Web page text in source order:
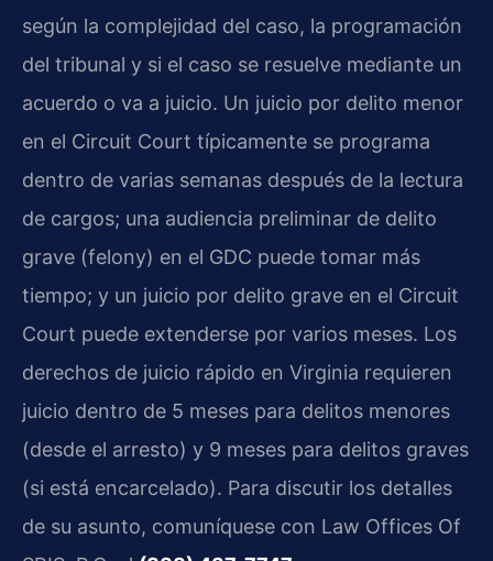
según la complejidad del caso, la programación
del tribunal y si el caso se resuelve mediante un
acuerdo o va a juicio. Un juicio por delito menor
en el Circuit Court típicamente se programa
dentro de varias semanas después de la lectura
de cargos; una audiencia preliminar de delito
grave (felony) en el GDC puede tomar más
tiempo; y un juicio por delito grave en el Circuit
Court puede extenderse por varios meses. Los
derechos de juicio rápido en Virginia requieren
juicio dentro de 5 meses para delitos menores
(desde el arresto) y 9 meses para delitos graves
(si está encarcelado). Para discutir los detalles
de su asunto, comuníquese con Law Offices Of